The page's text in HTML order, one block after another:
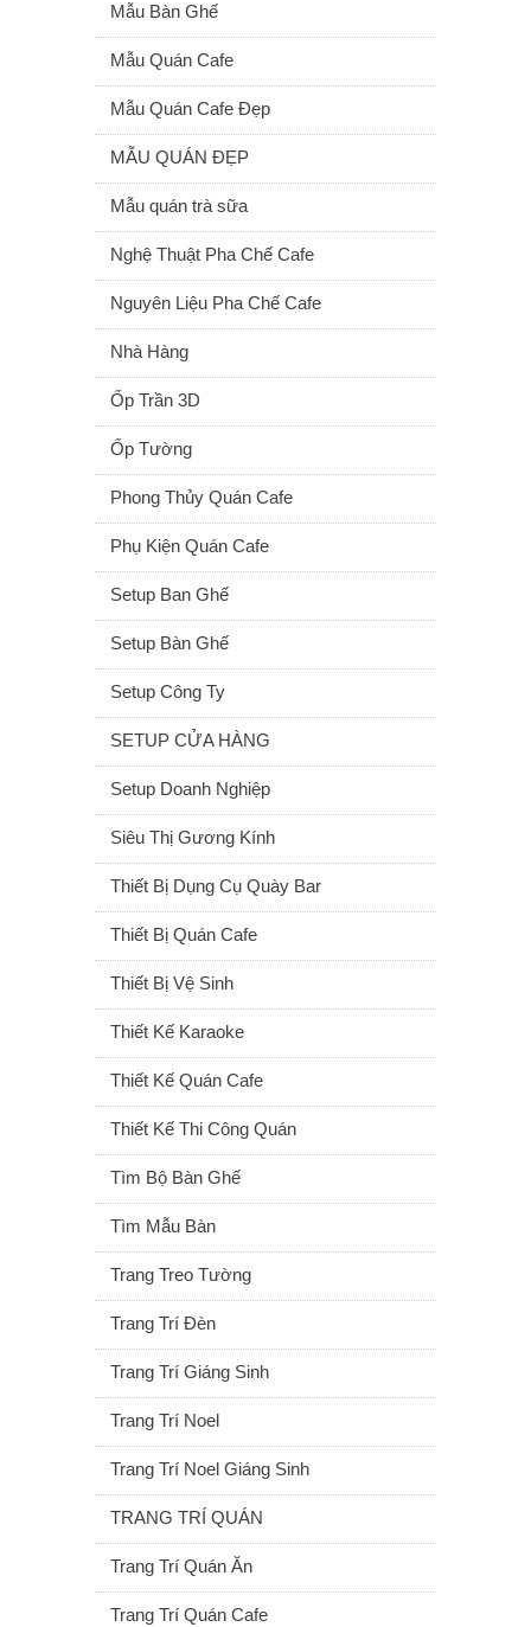
Mẫu Bàn Ghế
Mẫu Quán Cafe
Mẫu Quán Cafe Đẹp
MẪU QUÁN ĐẸP
Mẫu quán trà sữa
Nghệ Thuật Pha Chế Cafe
Nguyên Liệu Pha Chế Cafe
Nhà Hàng
Ốp Trần 3D
Ốp Tường
Phong Thủy Quán Cafe
Phụ Kiện Quán Cafe
Setup Ban Ghế
Setup Bàn Ghế
Setup Công Ty
SETUP CỬA HÀNG
Setup Doanh Nghiệp
Siêu Thị Gương Kính
Thiết Bị Dụng Cụ Quày Bar
Thiết Bị Quán Cafe
Thiết Bị Vệ Sinh
Thiết Kế Karaoke
Thiết Kế Quán Cafe
Thiết Kế Thi Công Quán
Tìm Bộ Bàn Ghế
Tìm Mẫu Bàn
Trang Treo Tường
Trang Trí Đèn
Trang Trí Giáng Sinh
Trang Trí Noel
Trang Trí Noel Giáng Sinh
TRANG TRÍ QUÁN
Trang Trí Quán Ăn
Trang Trí Quán Cafe